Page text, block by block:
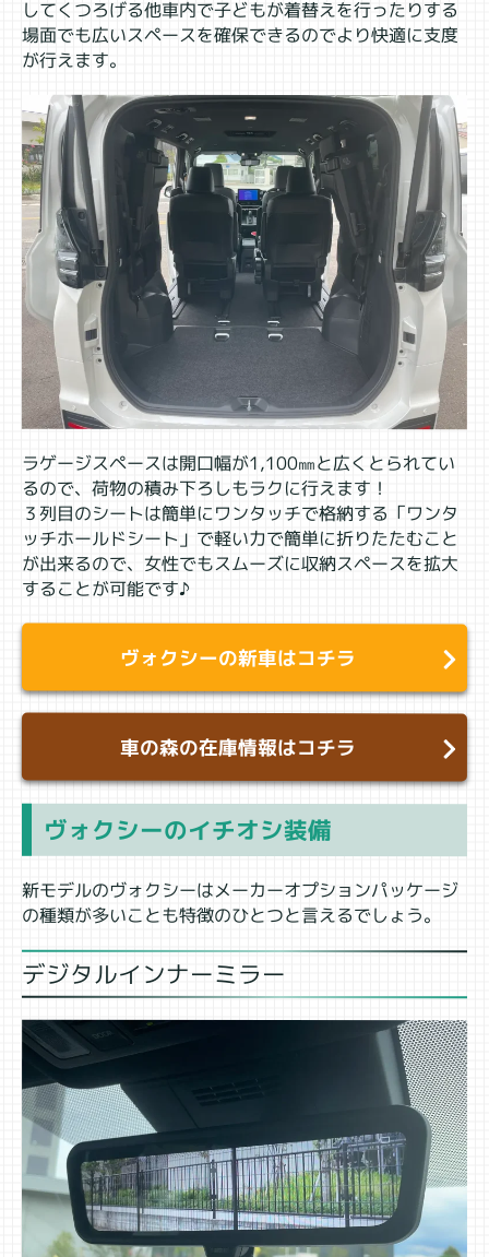
してくつろげる他車内で子どもが着替えを行ったりする
場面でも広いスペースを確保できるのでより快適に支度
が行えます。
ラゲージスペースは開口幅が1,100㎜と広くとられてい
るので、荷物の積み下ろしもラクに行えます！
３列目のシートは簡単にワンタッチで格納する「ワンタ
ッチホールドシート」で軽い力で簡単に折りたたむこと
が出来るので、女性でもスムーズに収納スペースを拡大
することが可能です♪
ヴォクシーの新車はコチラ
車の森の在庫情報はコチラ
ヴォクシーのイチオシ装備
新モデルのヴォクシーはメーカーオプションパッケージ
の種類が多いことも特徴のひとつと言えるでしょう。
デジタルインナーミラー